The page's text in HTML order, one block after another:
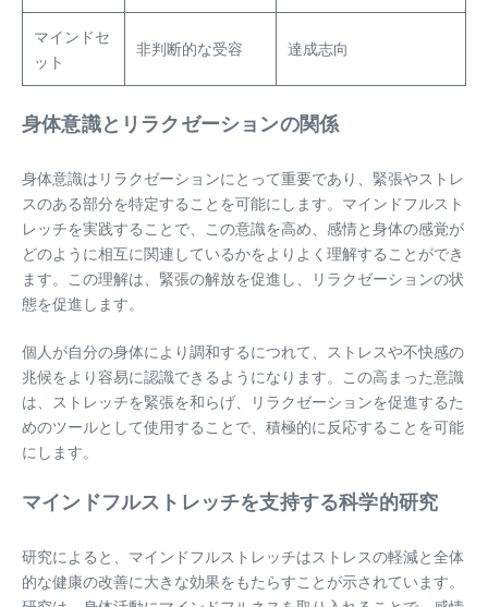
マインドセ
ット
非判断的な受容 達成志向
身体意識とリラクゼーションの関係
身体意識はリラクゼーションにとって重要であり、緊張やストレ
スのある部分を特定することを可能にします。マインドフルスト
レッチを実践することで、この意識を高め、感情と身体の感覚が
どのように相互に関連しているかをよりよく理解することができ
ます。この理解は、緊張の解放を促進し、リラクゼーションの状
態を促進します。
個人が自分の身体により調和するにつれて、ストレスや不快感の
兆候をより容易に認識できるようになります。この高まった意識
は、ストレッチを緊張を和らげ、リラクゼーションを促進するた
めのツールとして使用することで、積極的に反応することを可能
にします。
マインドフルストレッチを支持する科学的研究
研究によると、マインドフルストレッチはストレスの軽減と全体
的な健康の改善に大きな効果をもたらすことが示されています。